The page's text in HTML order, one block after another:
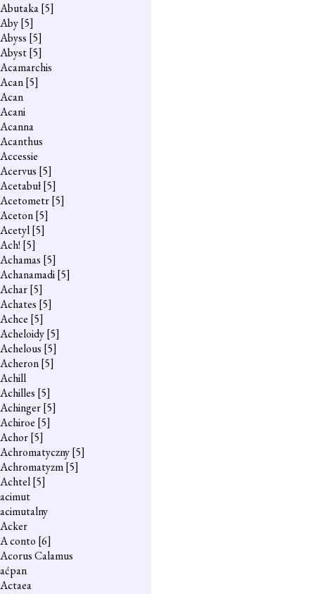
Abutaka[5]
Aby[5]
Abyss [5]
Abyst[5]
Acamarchis
Acan[5]
Acan
Acani
Acanna
Acanthus
Accessie
Acervus [5]
Acetabuł[5]
Acetometr[5]
Aceton[5]
Acetyl[5]
Ach! [5]
Achamas [5]
Achanamadi[5]
Achar[5]
Achates [5]
Achce [5]
Acheloidy[5]
Achelous [5]
Acheron[5]
Achill
Achilles [5]
Achinger[5]
Achiroe [5]
Achor[5]
Achromatyczny[5]
Achromatyzm[5]
Achtel[5]
acimut
acimutalny
Acker
A conto [6]
Acorus Calamus
aćpan
Actaea